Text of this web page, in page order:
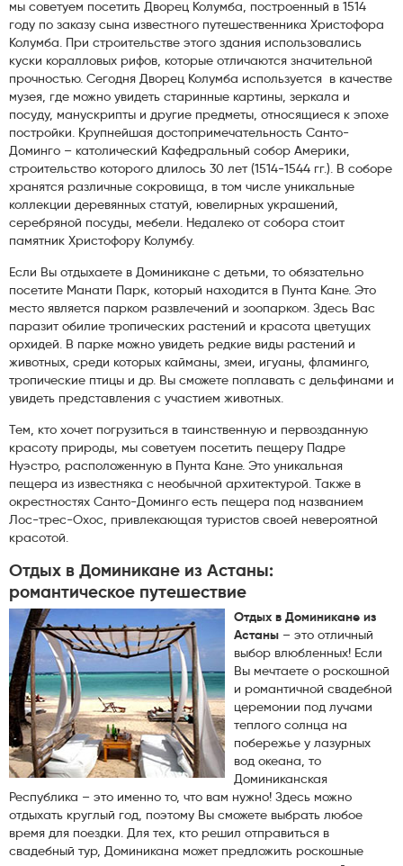
мы советуем посетить Дворец Колумба, построенный в 1514
году по заказу сына известного путешественника Христофора
Колумба. При строительстве этого здания использовались
куски коралловых рифов, которые отличаются значительной
прочностью. Сегодня Дворец Колумба используется в качестве
музея, где можно увидеть старинные картины, зеркала и
посуду, манускрипты и другие предметы, относящиеся к эпохе
постройки. Крупнейшая достопримечательность Санто-
Доминго – католический Кафедральный собор Америки,
строительство которого длилось 30 лет (1514-1544 гг.). В соборе
хранятся различные сокровища, в том числе уникальные
коллекции деревянных статуй, ювелирных украшений,
серебряной посуды, мебели. Недалеко от собора стоит
памятник Христофору Колумбу.
Если Вы отдыхаете в Доминикане с детьми, то обязательно
посетите Манати Парк, который находится в Пунта Кане. Это
место является парком развлечений и зоопарком. Здесь Вас
паразит обилие тропических растений и красота цветущих
орхидей. В парке можно увидеть редкие виды растений и
животных, среди которых кайманы, змеи, игуаны, фламинго,
тропические птицы и др. Вы сможете поплавать с дельфинами и
увидеть представления с участием животных.
Тем, кто хочет погрузиться в таинственную и первозданную
красоту природы, мы советуем посетить пещеру Падре
Нуэстро, расположенную в Пунта Кане. Это уникальная
пещера из известняка с необычной архитектурой. Также в
окрестностях Санто-Доминго есть пещера под названием
Лос-трес-Охос, привлекающая туристов своей невероятной
красотой.
Отдых в Доминикане из Астаны:
романтическое путешествие
Отдых в Доминикане из
Астаны – это отличный
выбор влюбленных! Если
Вы мечтаете о роскошной
и романтичной свадебной
церемонии под лучами
теплого солнца на
побережье у лазурных
вод океана, то
Доминиканская
Республика – это именно то, что вам нужно! Здесь можно
отдыхать круглый год, поэтому Вы сможете выбрать любое
время для поездки. Для тех, кто решил отправиться в
свадебный тур, Доминикана может предложить роскошные